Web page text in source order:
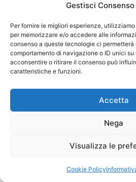
Gestisci Consenso
Per fornire le migliori esperienze,
per memorizzare e/o accedere alle
consenso a queste tecnologie ci permetterà
comportamento di navigazione o ID unici su
acconsentire o ritirare il consenso può
caratteristiche e funzioni.
Accetta
Nega
Visualizza le
Cookie Policy
STILMETAL srl
Via A. Manzoni, 98
23826
Policy |Design by